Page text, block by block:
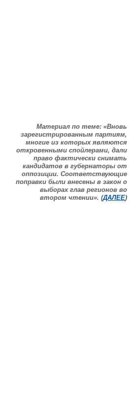
Материал по теме: «Вновь
зарегистрированным партиям,
многие из которых являются
откровенными спойлерами, дали
право фактически снимать
кандидатов в губернаторы от
оппозиции. Соответствующие
поправки были внесены в закон о
выборах глав регионов во
втором чтении». (ДАЛЕЕ)